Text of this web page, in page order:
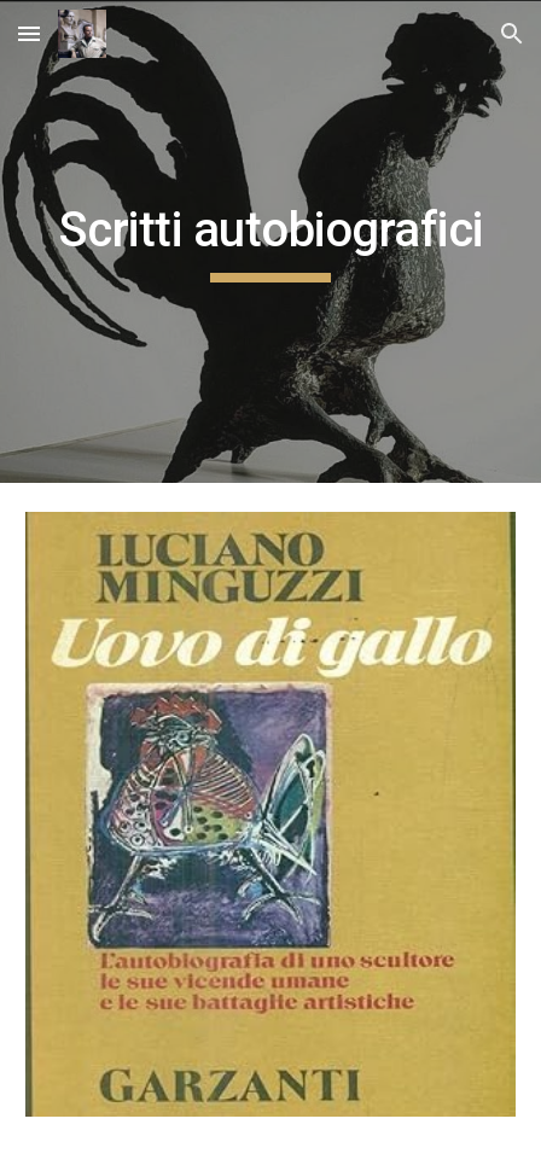
Skip to main content Skip to navigation
Scritti autobiografici